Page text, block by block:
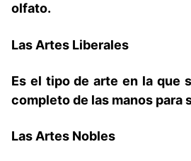
olfato.
Las Artes Liberales
Es el tipo de arte en la que
completo de las manos para
Las Artes Nobles